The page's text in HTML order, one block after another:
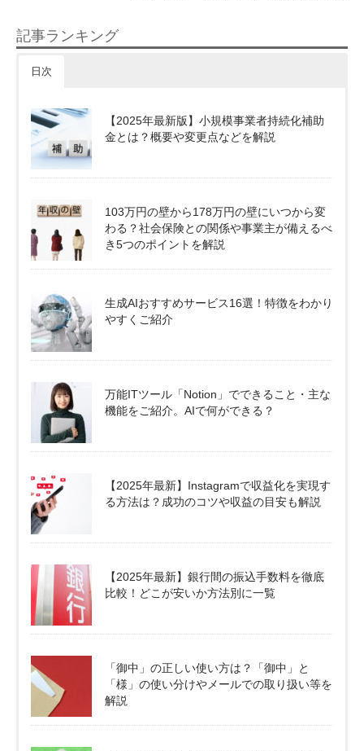
記事ランキング
日次
【2025年最新版】小規模事業者持続化補助
金とは？概要や変更点などを解説
103万円の壁から178万円の壁にいつから変
わる？社会保険との関係や事業主が備えるべ
き5つのポイントを解説
生成AIおすすめサービス16選！特徴をわかり
やすくご紹介
万能ITツール「Notion」でできること・主な
機能をご紹介。AIで何ができる？
【2025年最新】Instagramで収益化を実現す
る方法は？成功のコツや収益の目安も解説
【2025年最新】銀行間の振込手数料を徹底
比較！どこが安いか方法別に一覧
「御中」の正しい使い方は？「御中」と
「様」の使い分けやメールでの取り扱い等を
解説